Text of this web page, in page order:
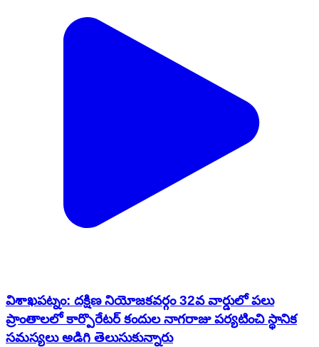
విశాఖపట్నం: దక్షిణ నియోజకవర్గం 32వ వార్డులో పలు
ప్రాంతాలలో కార్పొరేటర్ కందుల నాగరాజు పర్యటించి స్థానిక
సమస్యలు అడిగి తెలుసుకున్నారు